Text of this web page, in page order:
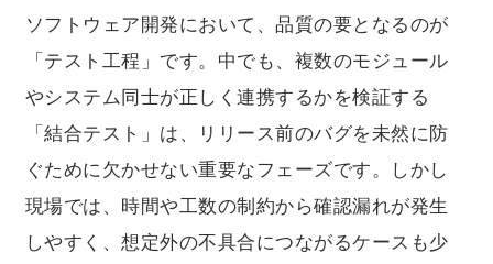
ソフトウェア開発において、品質の要となるのが
「テスト工程」です。中でも、複数のモジュール
やシステム同士が正しく連携するかを検証する
「結合テスト」は、リリース前のバグを未然に防
ぐために欠かせない重要なフェーズです。しかし
現場では、時間や工数の制約から確認漏れが発生
しやすく、想定外の不具合につながるケースも少